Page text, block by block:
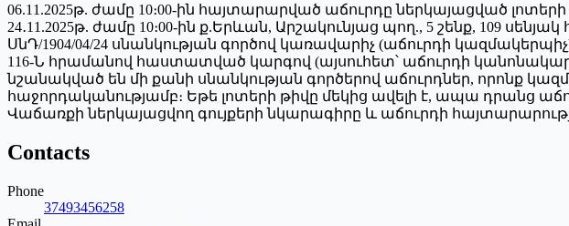
06.11.2025թ. ժամը 10։00-ին հայտարարված աճուրդը ներկայացված
24․11.2025թ. ժամը 10։00-ին ք.Երևան, Արշակունյաց պող., 5 շենք, 109
ՍնԴ/1904/04/24 սնանկության գործով կառավարիչ (աճուրդի
116-Ն հրամանով հաստատված կարգով (այսուհետ՝ աճուրդի
նշանակված են մի քանի սնանկության գործերով աճուրդներ, որոնք
հաջորդականությամբ։ Եթե լոտերի թիվը մեկից ավելի է, ապա դրանց
Վաճառքի ներկայացվող գույքերի նկարագիրը և աճուրդի
Contacts
Phone
37493456258